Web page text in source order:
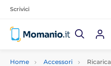
Scrivici
Home Accessori Ricarica